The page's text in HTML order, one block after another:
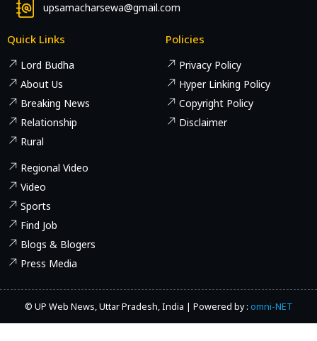
upsamacharsewa@gmail.com
Quick Links
Lord Budha
About Us
Breaking News
Relationship
Rural
Regional Video
Video
Sports
Find Job
Blogs & Blogers
Press Media
Policies
Privacy Policy
Hyper Linking Policy
Copyright Policy
Disclaimer
© UP Web News, Uttar Pradesh, India | Powered by : omni-NET